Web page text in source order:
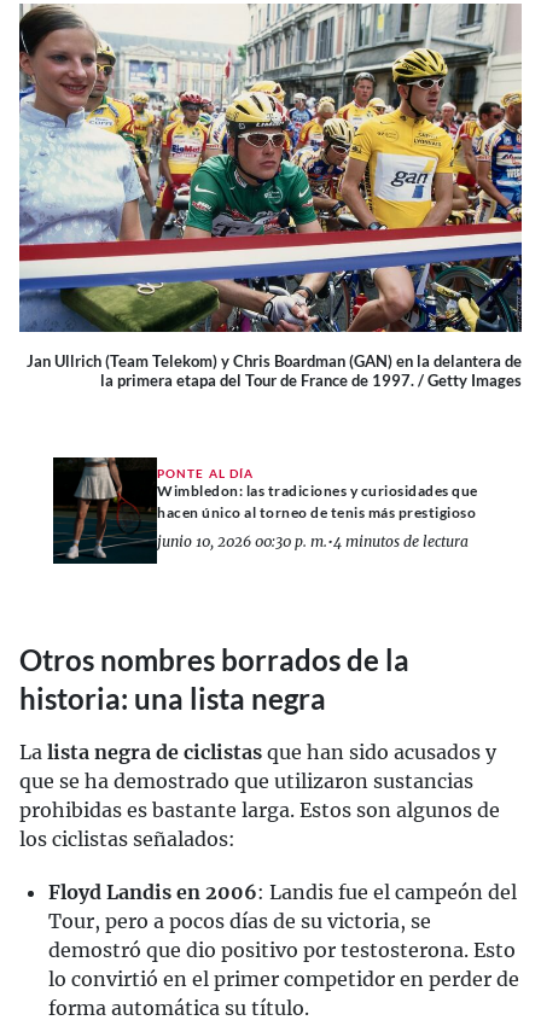
Jan Ullrich (Team Telekom) y Chris Boardman (GAN) en la delantera de
la primera etapa del Tour de France de 1997. / Getty Images
PONTE AL DÍA
Wimbledon: las tradiciones y curiosidades que
hacen único al torneo de tenis más prestigioso
junio 10, 2026 00:30 p. m.•4 minutos de lectura
Otros nombres borrados de la
historia: una lista negra
La lista negra de ciclistas que han sido acusados y
que se ha demostrado que utilizaron sustancias
prohibidas es bastante larga. Estos son algunos de
los ciclistas señalados:
Floyd Landis en 2006: Landis fue el campeón del
Tour, pero a pocos días de su victoria, se
demostró que dio positivo por testosterona. Esto
lo convirtió en el primer competidor en perder de
forma automática su título.